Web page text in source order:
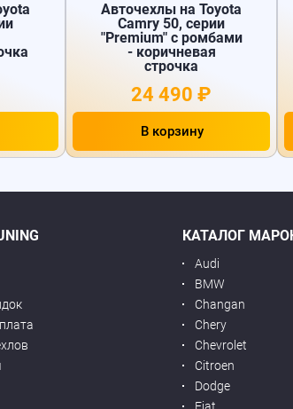
Авточехлы на Toyota
Camry 50, серии
"Premium" с ромбами
- коричневая
строчка
24 490 ₽
В корзину
КАТАЛОГ
Audi
BMW
Changan
Chery
Chevrolet
Citroen
Dodge
Fiat